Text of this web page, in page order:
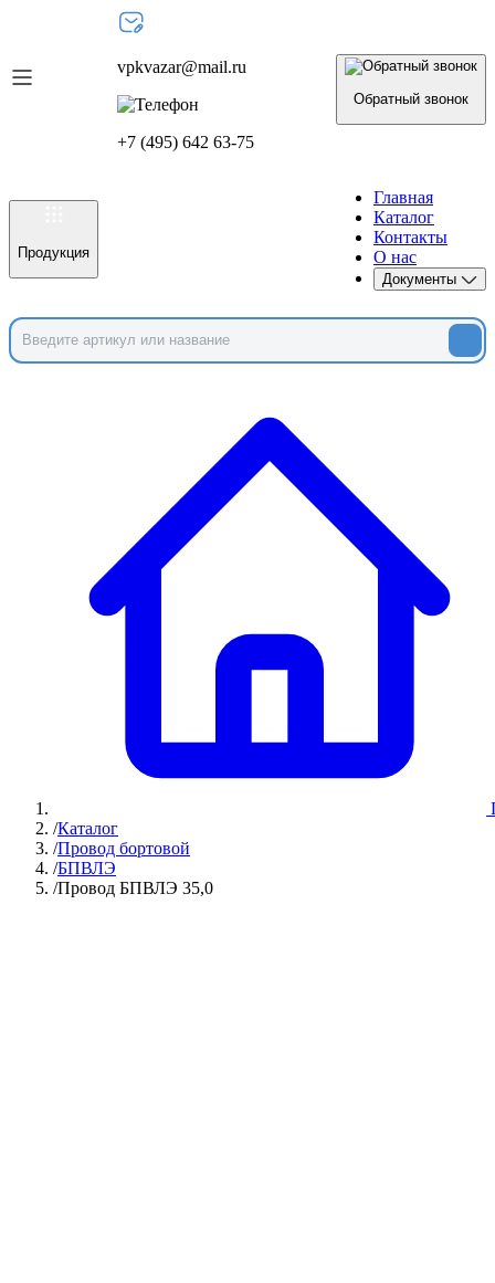
vpkvazar@mail.ru
+7 (495) 642 63-75
Обратный звонок
Продукция
Главная
Каталог
Контакты
О нас
Документы
/Каталог
/Провод бортовой
/БПВЛЭ
/Провод БПВЛЭ 35,0